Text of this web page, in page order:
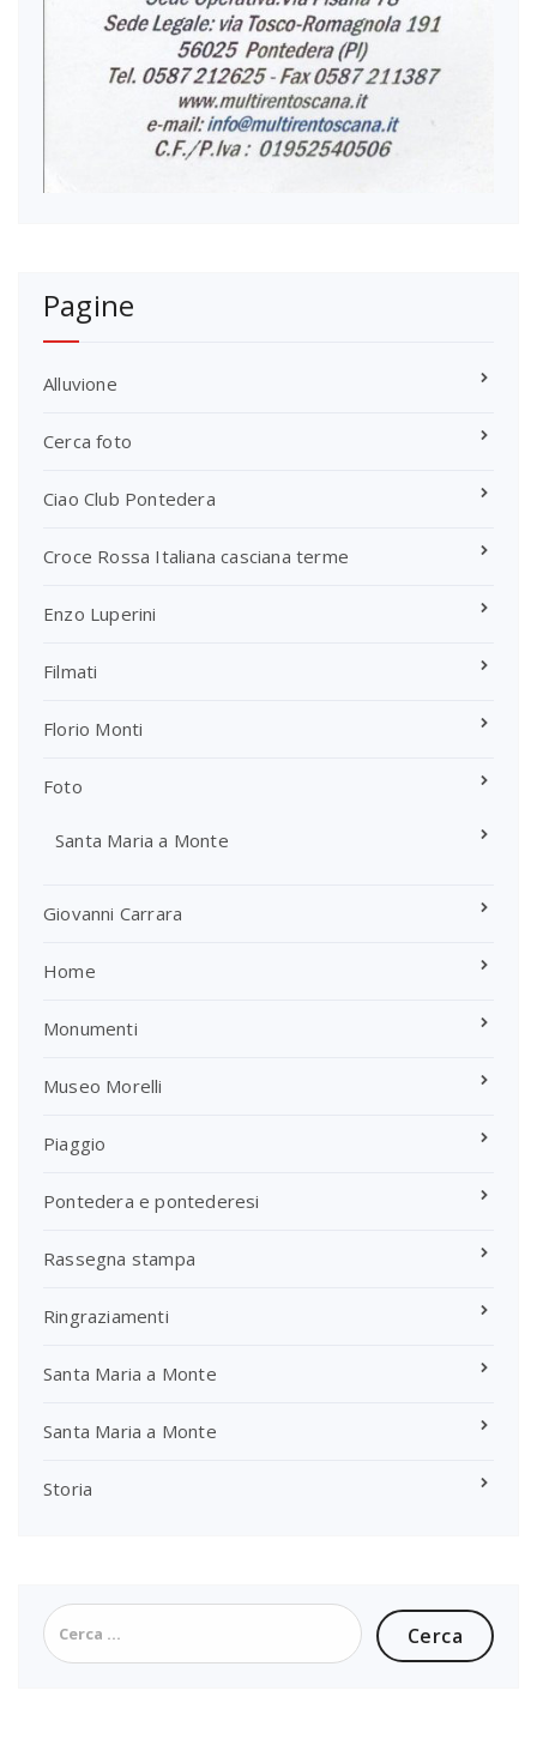
Pagine
Alluvione
Cerca foto
Ciao Club Pontedera
Croce Rossa Italiana casciana terme
Enzo Luperini
Filmati
Florio Monti
Foto
Santa Maria a Monte
Giovanni Carrara
Home
Monumenti
Museo Morelli
Piaggio
Pontedera e pontederesi
Rassegna stampa
Ringraziamenti
Santa Maria a Monte
Santa Maria a Monte
Storia
Ricerca
per: